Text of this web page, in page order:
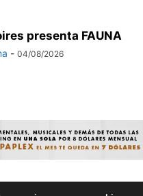
presenta FAUNA
- 04/08/2026